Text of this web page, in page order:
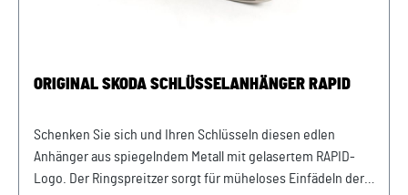
ORIGINAL SKODA SCHLÜSSELANHÄNGER RAPID
Schenken Sie sich und Ihren Schlüsseln diesen edlen
Anhänger aus spiegelndem Metall mit gelasertem RAPID-
Logo. Der Ringspreitzer sorgt für müheloses Einfädeln der